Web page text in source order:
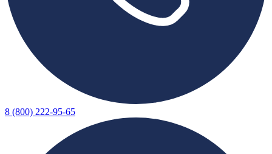
8 (800) 222-95-65